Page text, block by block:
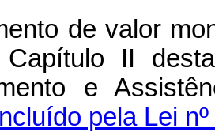
de valor
II
e
pela Lei